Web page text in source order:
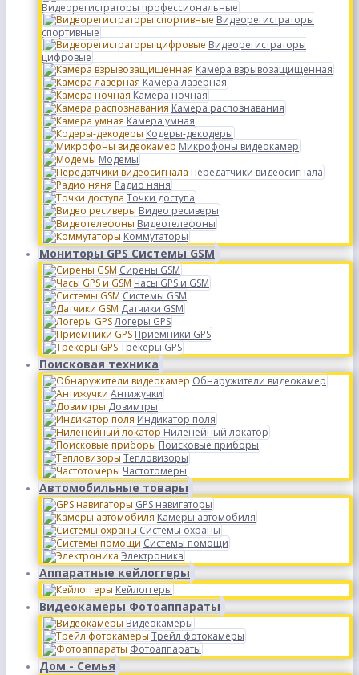
Видеорегистраторы профессиональные
Видеорегистраторы
спортивные
Видеорегистраторы
цифровые
Камера взрывозащищенная
Камера лазерная
Камера ночная
Камера распознавания
Камера умная
Кодеры-декодеры
Микрофоны видеокамер
Модемы
Передатчики видеосигнала
Радио няня
Точки доступа
Видео ресиверы
Видеотелефоны
Коммутаторы
Мониторы GPS Системы GSM
Сирены GSM
Часы GPS и GSM
Системы GSM
Датчики GSM
Логеры GPS
Приёмники GPS
Трекеры GPS
Поисковая техника
Обнаружители видеокамер
Антижучки
Дозимтры
Индикатор поля
Ниленейный локатор
Поисковые приборы
Тепловизоры
Частотомеры
Автомобильные товары
GPS навигаторы
Камеры автомобиля
Системы охраны
Системы помощи
Электроника
Аппаратные кейлоггеры
Кейлоггеры
Видеокамеры Фотоаппараты
Видеокамеры
Трейл фотокамеры
Фотоаппараты
Дом - Семья